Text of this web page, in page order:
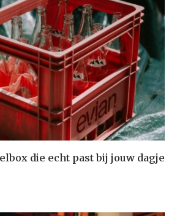
die echt past bij jouw dagje